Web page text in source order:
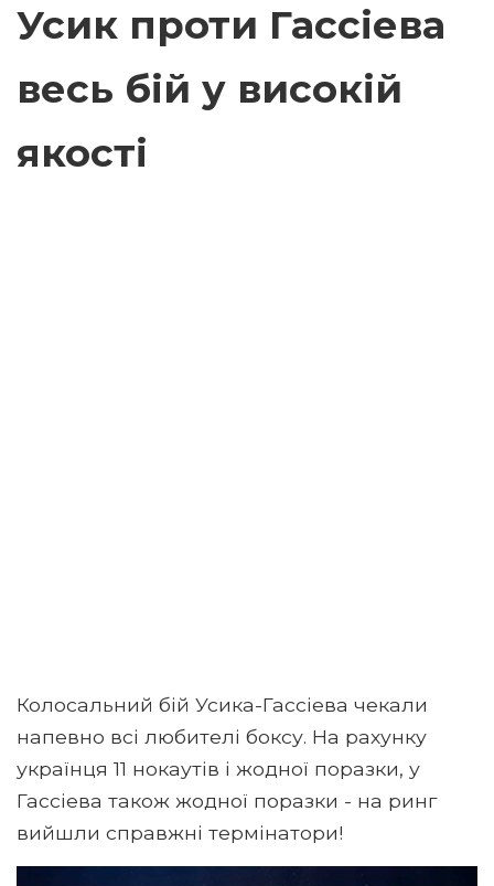
Усик проти Гассіева
весь бій у високій
якості
Колосальний бій Усика-Гассіева чекали
напевно всі любителі боксу. На рахунку
українця 11 нокаутів і жодної поразки, у
Гассіева також жодної поразки - на ринг
вийшли справжні термінатори!